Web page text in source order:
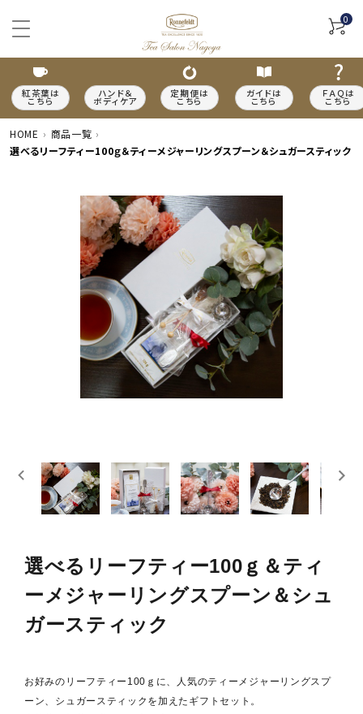
0
紅茶葉は
こちら
ハンド＆
ボディケア
定期便は
こちら
ガイドは
こちら
ＦＡＱは
こちら
ACCOUNT MENU
person 新規会員登録
カテゴリーから探す
種類から探す
ご利用ガイド
特定商取引法について
お問い合わせ
HOME
商品一覧
選べるリーフティー100ｇ＆ティーメジャーリングスプーン＆シュガースティック
選べるリーフティー100ｇ＆ティ
ーメジャーリングスプーン＆シュ
ガースティック
お好みのリーフティー100ｇに、人気のティーメジャーリングスプ
ーン、シュガースティックを加えたギフトセット。